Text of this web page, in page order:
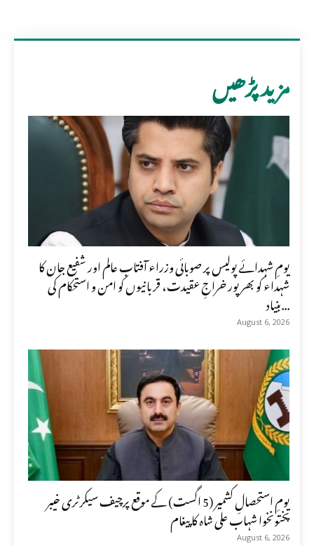
مزید پڑھیں
یومِ شہدائے پولیس پر صوبائی وزراء آفتاب عالم اور شفیع جان کا
شہداء کو بھرپور خراجِ عقیدت، قربانیوں کو امن و استحکام کی
بنیاد...
August 6, 2026
یومِ استحصالِ کشمیر (5 اگست) کے موقع پرچیف سیکرٹری خیبر
پختونخوا شہاب علی شاہ کا پیغام
August 6, 2026